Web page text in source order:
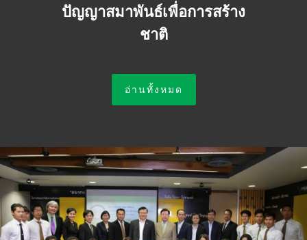
ปัญญาสมาพันธ์เพื่อการสร้าง
ชาติ
อ่านทั้งหมด